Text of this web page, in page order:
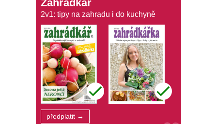
Zahrádkář
2v1: tipy na zahradu i do kuchyně
předplatit →